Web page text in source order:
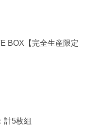
BOX【完全生産限定
計5枚組